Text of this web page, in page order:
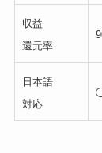
収益
還元率
日本語
対応